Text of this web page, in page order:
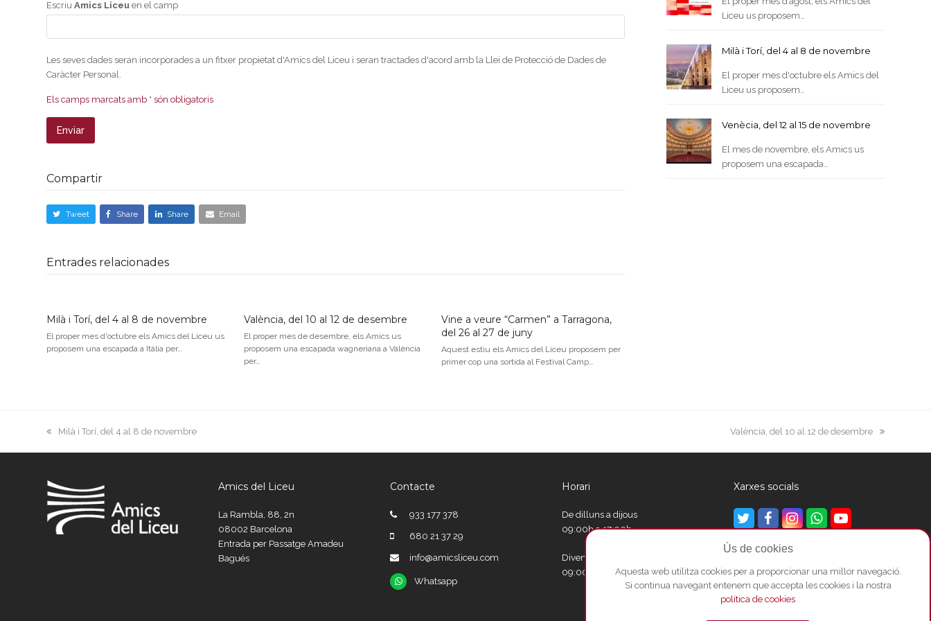
EscriuAmics Liceu en el camp
Les seves dades seran incorporades a un fitxer propietat d'Amics del Liceu i seran tractades d'acord amb la Llei de Protecció de Dades de
Caràcter Personal.
Els camps marcats amb * són obligatoris
Compartir
Tweet Share Share Email
Entrades relacionades
Milà i Torí, del 4 al 8 de novembre
El proper mes d'octubre els Amics del Liceu us
proposem una escapada a Itàlia per…
València, del 10 al 12 de desembre
El proper mes de desembre, els Amics us
proposem una escapada wagneriana a València
per…
Vine a veure “Carmen” a Tarragona,
del 26 al 27 de juny
Aquest estiu els Amics del Liceu proposem per
primer cop una sortida al Festival Camp…
Liceu us proposem…
Milà i Torí, del 4 al 8 de novembre
El proper mes d'octubre els Amics del
Liceu us proposem…
Venècia, del 12 al 15 de novembre
El mes de novembre, els Amics us
proposem una escapada…
previous
Milà i Torí, del 4 al 8 de novembre
next
València, del 10 al 12 de desembre
Amics del Liceu
La Rambla, 88, 2n
08002 Barcelona
Entrada per Passatge Amadeu
Bagués
Contacte
933 177 378
680 21 37 29
info@amicsliceu.com
Whatsapp
Whatsapp
Horari
De dilluns a dijous
09:00h a 17:00h
Divendres
09:00h a 15:00h
Xarxes socials
Twitter
Facebook
Instagram
Whatsapp
Youtube
Ús de cookies
Aquesta web utilitza cookies per a proporcionar una millor navegació.
Si continua navegant entenem que accepta les cookies i la nostra
política de cookies